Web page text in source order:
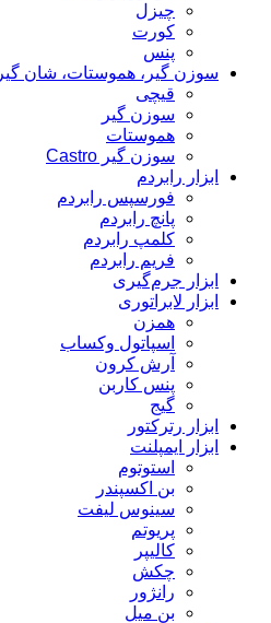
چیزل
کورت
پنس
سوزن گیر، هموستات، شان گیر
قیچی
سوزن گیر
هموستات
سوزن گیر Castro
ابزار رابردم
فورسپس رابردم
پانچ رابردم
کلمپ رابردم
فریم رابردم
ابزار جرم‌گیری
ابزار لابراتوری
همزن
اسپاتول وکساب
آرش کرون
پنس کاربن
گیج
ابزار رترکتور
ابزار ایمپلنت
استوتوم
بن اکسپندر
سینوس لیفت
پریوتم
کالیپر
چکش
رانژور
بن میل